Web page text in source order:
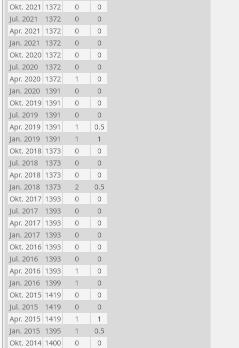
Okt. 2021 1372 0
0
Jul. 2021
1372 0
0
Apr. 2021 1372 0
0
Jan. 2021
1372 0
0
Okt. 2020 1372 0
0
Jul. 2020
1372 0
0
Apr. 2020 1372 1
0
Jan. 2020 1391 0
0
Okt. 2019 1391 0
0
Jul. 2019
1391 0
0
Apr. 2019 1391 1
0,5
Jan. 2019 1391 1
1
Okt. 2018 1373 0
0
Jul. 2018
1373 0
0
Apr. 2018 1373 0
0
Jan. 2018 1373 2
0,5
Okt. 2017 1393 0
0
Jul. 2017
1393 0
0
Apr. 2017 1393 0
0
Jan. 2017 1393 0
0
Okt. 2016 1393 0
0
Jul. 2016
1393 0
0
Apr. 2016 1393 1
0
Jan. 2016 1399 1
0
Okt. 2015 1419 0
0
Jul. 2015
1419 0
0
Apr. 2015 1419 1
1
Jan. 2015 1395 1
0,5
Okt. 2014 1400 0
0